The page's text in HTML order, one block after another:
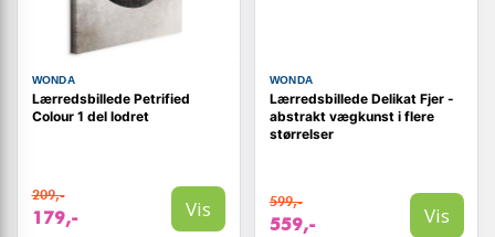
WONDA
Lærredsbillede Petrified
Colour 1 del lodret
209,-
179,- Vis
WONDA
Lærredsbillede Delikat Fjer -
abstrakt vægkunst i flere
størrelser
599,-
559,- Vis